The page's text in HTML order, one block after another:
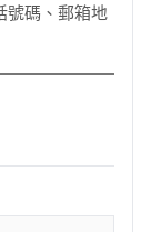
號碼、郵箱地